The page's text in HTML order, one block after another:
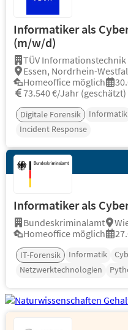
Informatiker als
(m/w/d)
TÜV Informationstechnik
Essen, Nordrhein-
Homeoffice möglich
73.540 €/Jahr (geschätzt)
Digitale Forensik Informatik
Incident Response
Informatiker als
Bundeskriminalamt
Homeoffice möglich
IT-Forensik Informatik
Netzwerktechnologien